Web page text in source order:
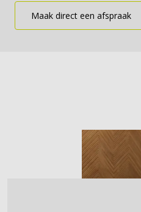
Maak direct een afspraak